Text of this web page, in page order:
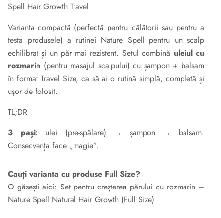
Spell Hair Growth Travel
Varianta compactă (perfectă pentru călătorii sau pentru a
testa produsele) a rutinei Nature Spell pentru un scalp
echilibrat și un păr mai rezistent. Setul combină uleiul cu
rozmarin (pentru masajul scalpului) cu șampon + balsam
în format Travel Size, ca să ai o rutină simplă, completă și
ușor de folosit.
TL;DR
3 pași: ulei (pre-spălare) → șampon → balsam.
Consecvența face „magie”.
Cauți varianta cu produse Full Size?
O găsești aici: Set pentru creșterea părului cu rozmarin –
Nature Spell Natural Hair Growth (Full Size)